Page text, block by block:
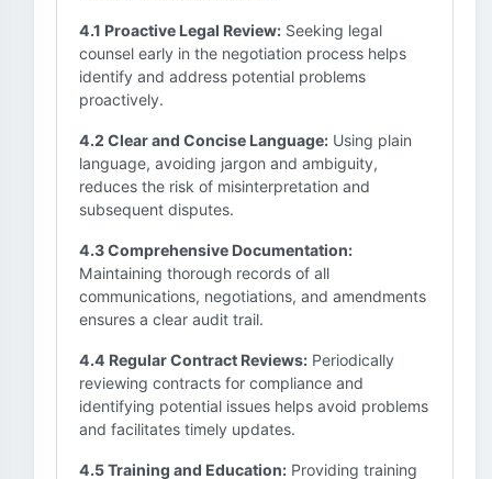
4.1 Proactive Legal Review: Seeking legal
counsel early in the negotiation process helps
identify and address potential problems
proactively.
4.2 Clear and Concise Language: Using plain
language, avoiding jargon and ambiguity,
reduces the risk of misinterpretation and
subsequent disputes.
4.3 Comprehensive Documentation:
Maintaining thorough records of all
communications, negotiations, and amendments
ensures a clear audit trail.
4.4 Regular Contract Reviews: Periodically
reviewing contracts for compliance and
identifying potential issues helps avoid problems
and facilitates timely updates.
4.5 Training and Education: Providing training